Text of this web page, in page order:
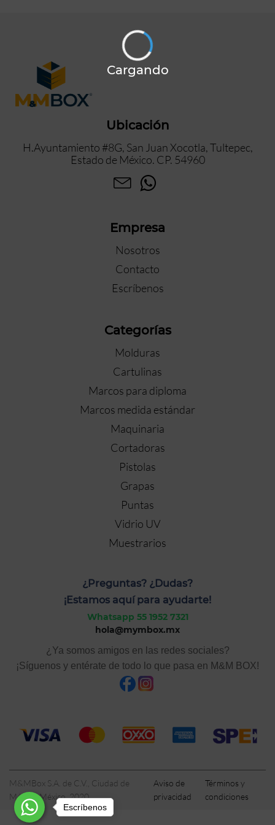
Cargando
Ubicación
H.Ayuntamiento #8G, San Juan Xocotla, Tultepec,
Estado de México. CP. 54960
Empresa
Nosotros
Contacto
Escríbenos
Categorías
Molduras
Cartulinas
Marcos para diploma
Marcos medida estándar
Maquinaria
Cortadoras
Pistolas
Grapas
Puntas
Vidrio UV
Muestrarios
¿Preguntas? ¿Dudas?
¡Estamos aquí para ayudarte!
Whatsapp 55 1952 7321
hola@mymbox.mx
¿Ya somos amigos en las redes sociales?
¡Síguenos y entérate de todo lo que pasa en M&M BOX!
M&MBox S.A. de C.V., Ciudad de
México, México, 2020
Aviso de
privacidad
Términos y
condiciones
Escríbenos